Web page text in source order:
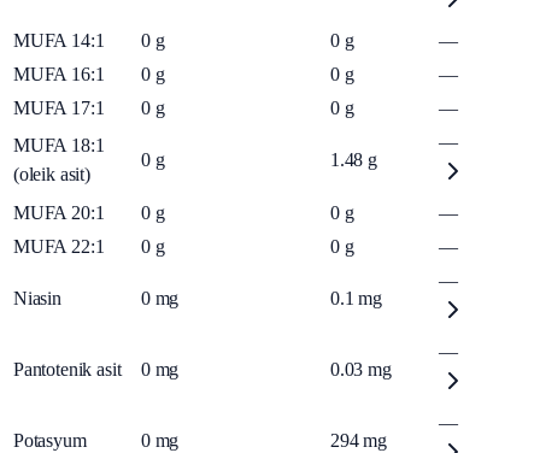
MUFA 14:1 0 g 0 g
—
MUFA 16:1
0 g 0 g
—
MUFA 17:1
0 g 0 g
—
MUFA 18:1
(oleik asit)
0 g 1.48 g
—
MUFA 20:1 0 g 0 g
—
MUFA 22:1
0 g 0 g —
Niasin 0 mg 0.1 mg
—
Pantotenik asit 0 mg 0.03 mg
—
Potasyum 0 mg 294 mg
—